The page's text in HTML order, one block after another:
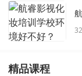
32
精品课程